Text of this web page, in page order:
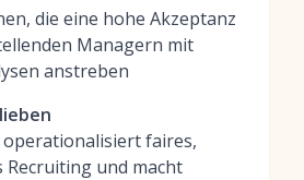
die eine hohe Akzeptanz
Managern mit
anstreben
faires,
Recruiting und macht